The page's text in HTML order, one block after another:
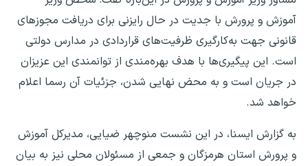
آموزش و پرورش با جدیت در حال رایزنی برای دریافت مجوزهای
قانونی جهت به‌کارگیری ظرفیت‌های قراردادی در مدارس دولتی
است. این پیگیری‌ها با هدف بهره‌مندی از توانمندی این عزیزان
در جریان است و به محض نهایی شدن، جزئیات آن رسما اعلام
خواهد شد.
به گزارش ایسنا، در این نشست منوچهر ضیایی، مدیرکل آموزش
و پرورش استان هرمزگان و جمعی از مسئولان محلی نیز به بیان